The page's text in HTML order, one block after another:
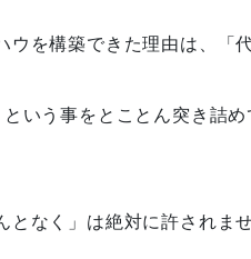
を構築できた理由は、「
いう事をとことん突き詰
なく」は絶対に許されませ